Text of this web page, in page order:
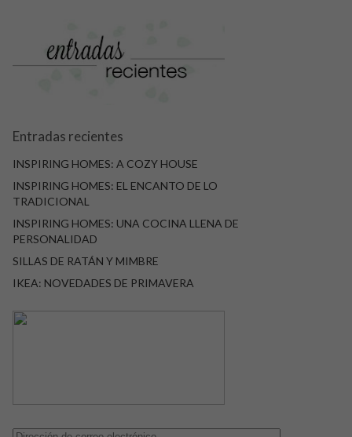
Entradas recientes
INSPIRING HOMES: A COZY HOUSE
INSPIRING HOMES: EL ENCANTO DE LO
TRADICIONAL
INSPIRING HOMES: UNA COCINA LLENA DE
PERSONALIDAD
SILLAS DE RATÁN Y MIMBRE
IKEA: NOVEDADES DE PRIMAVERA